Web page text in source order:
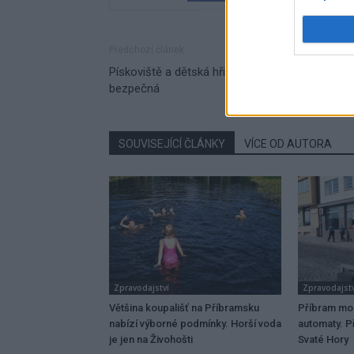
Pískoviště a dětská hřiště jsou v Příbrami
bezpečná
SOUVISEJÍCÍ ČLÁNKY VÍCE OD AUTORA
Zpravodajství
Většina koupališť na Příbramsku
nabízí výborné podmínky. Horší voda
je jen na Živohošti
Příbram
automaty.
Svaté Hory